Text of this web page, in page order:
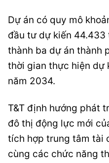
Dự án có quy mô
đầu tư dự kiến
thành ba dự án thành
thời gian thực hiện dự
năm 2034.
T&T định hướng phát
đô thị động lực mới
tích hợp trung tâm tài
cùng các chức năng